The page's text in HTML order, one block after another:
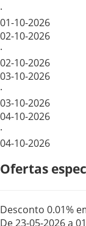
·
01-10-2026
02-10-2026
·
02-10-2026
03-10-2026
·
03-10-2026
04-10-2026
·
04-10-2026
Ofertas
Desconto 0.01%
De 23-05-2026 a